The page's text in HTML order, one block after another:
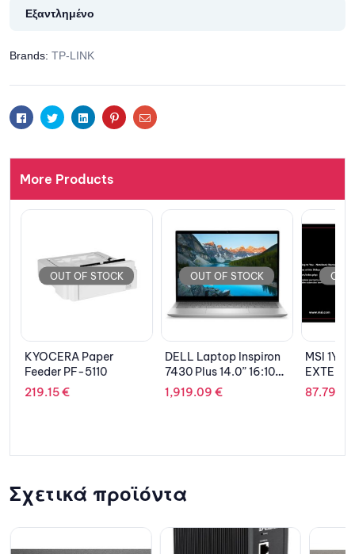
Εξαντλημένο
Brands: TP-LINK
FacebookTwitterLinkedinPinterestEmail
More Products
OUT OF STOCK
KYOCERA Paper
Feeder PF-5110
219.15€
OUT OF STOCK
DELL Laptop Inspiron
7430 Plus 14.0” 16:10
QHD+/i7-
13700H/16GB/1TB
1,919.09 €
OUT
MSI 1Y
87.79
Σχετικά προϊόντα